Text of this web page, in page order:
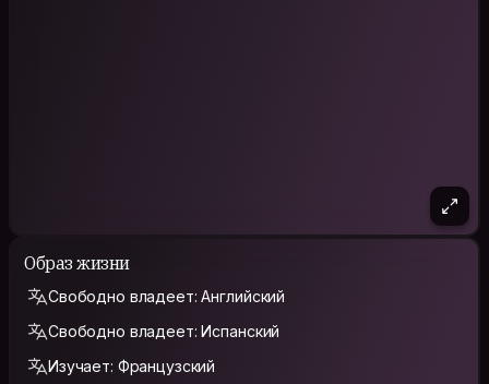
Образ жизни
Свободно владеет: Английский
Свободно владеет: Испанский
Изучает: Французский